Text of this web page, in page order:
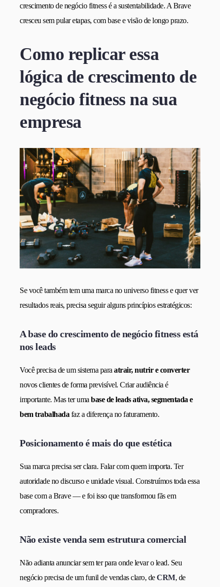
crescimento de negócio fitness é a sustentabilidade. A Brave
cresceu sem pular etapas, com base e visão de longo prazo.
Como replicar essa
lógica de crescimento de
negócio fitness na sua
empresa
Se você também tem uma marca no universo fitness e quer ver
resultados reais, precisa seguir alguns princípios estratégicos:
A base do crescimento de negócio fitness está
nos leads
Você precisa de um sistema paraatrair, nutrir e converter
novos clientes de forma previsível. Criar audiência é
importante. Mas ter umabase de leads ativa, segmentada e
bem trabalhada faz a diferença no faturamento.
Posicionamento é mais do que estética
Sua marca precisa ser clara. Falar com quem importa. Ter
autoridade no discurso e unidade visual. Construímos toda essa
base com a Brave — e foi isso que transformou fãs em
compradores.
Não existe venda sem estrutura comercial
Não adianta anunciar sem ter para onde levar o lead. Seu
negócio precisa de um funil de vendas claro, deCRM, de